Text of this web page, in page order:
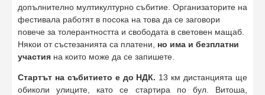
допълнително мултикултурно събитие. Организаторите на
фестивала работят в посока на това да се заговори
повече за толерантността и свободата в световен мащаб.
Някои от състезанията са платени, но има и безплатни
участия на които може да се запишете.
Стартът на събитието е до НДК. 13 км дистанцията ще
обиколи улиците, като се стартира по бул. Витоша,